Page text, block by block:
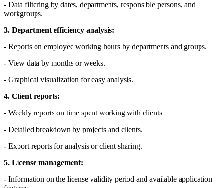
- Data filtering by dates, departments, responsible persons, and
workgroups.
3. Department efficiency analysis:
- Reports on employee working hours by departments and groups.
- View data by months or weeks.
- Graphical visualization for easy analysis.
4. Client reports:
- Weekly reports on time spent working with clients.
- Detailed breakdown by projects and clients.
- Export reports for analysis or client sharing.
5. License management:
- Information on the license validity period and available application